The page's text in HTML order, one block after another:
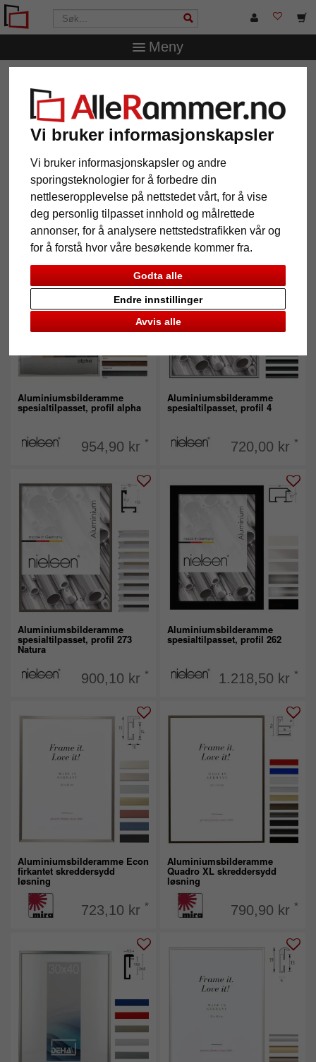
Vi bruker informasjonskapsler
Vi bruker informasjonskapsler og andre
sporingsteknologier for å forbedre din
nettleseropplevelse på nettstedet vårt, for å vise
deg personlig tilpasset innhold og målrettede
annonser, for å analysere nettstedstrafikken vår og
for å forstå hvor våre besøkende kommer fra.
Godta alle
Avvis alle
Endre innstillinger
Meny
Aluminiumsrammer
12 Produkt Popularitet
Galleri
Aluminiumsbilderamme
spesialtilpasset, profil alpha
954,90 kr *
Aluminiumsbilderamme
spesialtilpasset, profil 4
720,00 kr *
Aluminiumsbilderamme
spesialtilpasset, profil 273
Natura
900,10 kr *
Aluminiumsbilderamme
spesialtilpasset, profil 262
1.218,50 kr *
Aluminiumsbilderamme Econ
firkantet skreddersydd
løsning
723,10 kr *
Aluminiumsbilderamme
Quadro XL skreddersydd
løsning
790,90 kr *